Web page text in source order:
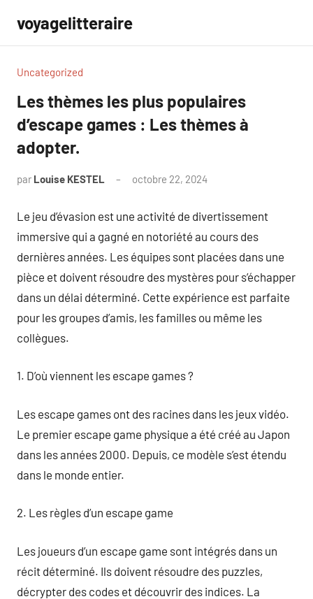
contenu
voyagelitteraire
Uncategorized
Les thèmes les plus populaires
d’escape games : Les thèmes à
adopter.
par Louise KESTEL octobre 22, 2024
Le jeu d’évasion est une activité de divertissement
immersive qui a gagné en notoriété au cours des
dernières années. Les équipes sont placées dans une
pièce et doivent résoudre des mystères pour s’échapper
dans un délai déterminé. Cette expérience est parfaite
pour les groupes d’amis, les familles ou même les
collègues.
1. D’où viennent les escape games ?
Les escape games ont des racines dans les jeux vidéo.
Le premier escape game physique a été créé au Japon
dans les années 2000. Depuis, ce modèle s’est étendu
dans le monde entier.
2. Les règles d’un escape game
Les joueurs d’un escape game sont intégrés dans un
récit déterminé. Ils doivent résoudre des puzzles,
décrypter des codes et découvrir des indices. La